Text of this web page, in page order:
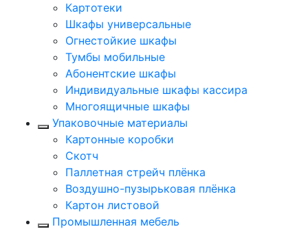
Картотеки
Шкафы универсальные
Огнестойкие шкафы
Тумбы мобильные
Абонентские шкафы
Индивидуальные шкафы кассира
Многоящичные шкафы
Упаковочные материалы
Картонные коробки
Скотч
Паллетная стрейч плёнка
Воздушно-пузырьковая плёнка
Картон листовой
Промышленная мебель